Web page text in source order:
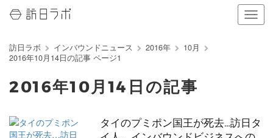
ナ
ビ
示
訪日ラボ インバウンドニュース 2016年
10月
2016年10月14日の記事 ページ1
2016年10月14日の記事
タイのプミポン国王が死去…訪日タ